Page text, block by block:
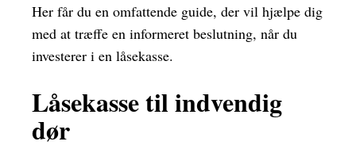
Her får du en omfattende guide, der vil hjælpe dig
med at træffe en informeret beslutning, når du
investerer i en låsekasse.
Låsekasse til indvendig
dør